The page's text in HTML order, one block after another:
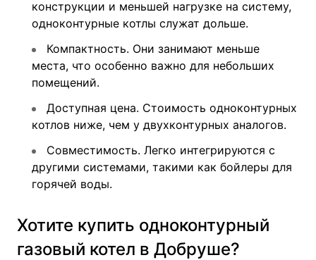
конструкции и меньшей нагрузке на систему,
одноконтурные котлы служат дольше.
Компактность. Они занимают меньше
места, что особенно важно для небольших
помещений.
Доступная цена. Стоимость одноконтурных
котлов ниже, чем у двухконтурных аналогов.
Совместимость. Легко интегрируются с
другими системами, такими как бойлеры для
горячей воды.
Хотите купить одноконтурный
газовый котел в Добруше?